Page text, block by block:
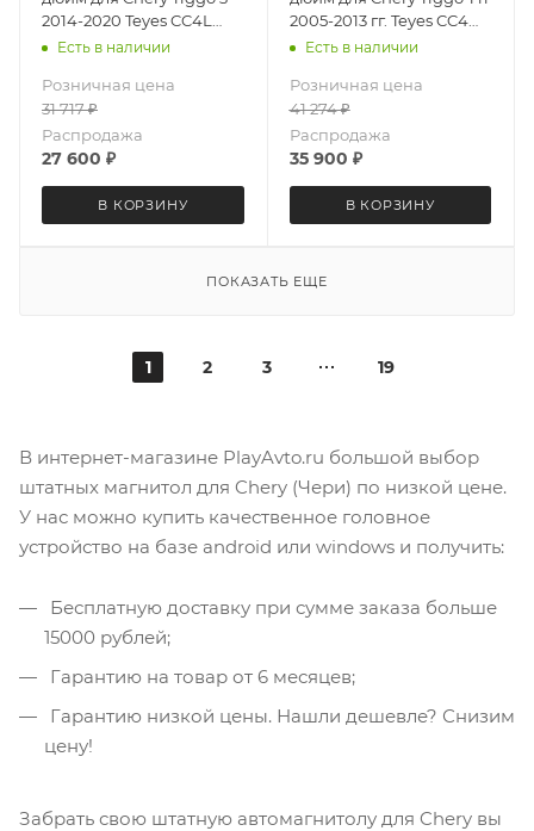
2014-2020 Teyes CC4L
DTS Audio 4024-6878
Есть в наличии
Розничная цена
31 717₽
Распродажа
27 600 ₽
В КОРЗИНУ
2005-2013 гг. Teyes CC4
3990-6875 экран 2K
Есть в наличии
Розничная цена
41 274₽
Распродажа
35 900 ₽
В КОРЗИНУ
ПОКАЗАТЬ ЕЩЕ
1 2 3 19
В интернет-магазине PlayAvto.ru большой выбор
штатных магнитол для Chery (Чери) по низкой цене.
У нас можно купить качественное головное
устройство на базе android или windows и получить:
Бесплатную доставку при сумме заказа больше
15000 рублей;
Гарантию на товар от 6 месяцев;
Гарантию низкой цены. Нашли дешевле? Снизим
цену!
Забрать свою штатную автомагнитолу для Chery вы